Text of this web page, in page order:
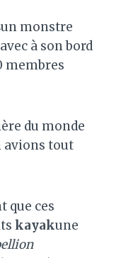
un monstre
à son bord
membres
du monde
avions tout
que ces
kayakune